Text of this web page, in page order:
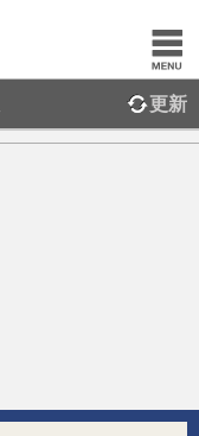
更新